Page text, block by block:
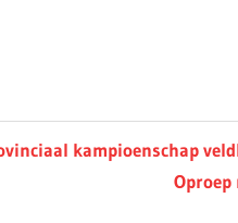
kampioenschap
Next